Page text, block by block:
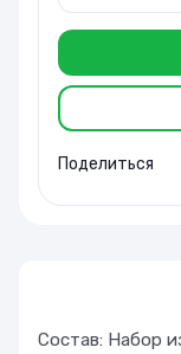
Поделиться
Состав: Набор